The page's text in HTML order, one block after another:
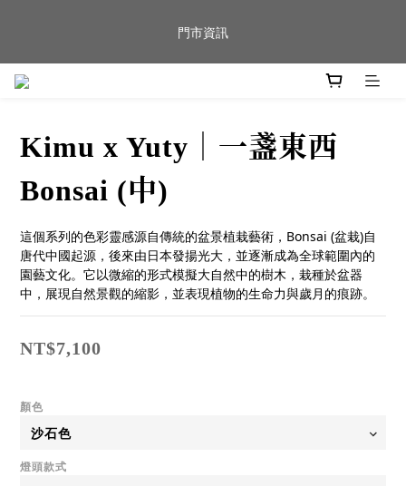
群門市展示中✨
門市資訊
新品到貨｜日本燈具品牌 Ambientec 年度新品 Barcarolle 臺中樂
Kimu x Yuty｜一盞東西
Bonsai (中)
這個系列的色彩靈感源自傳統的盆景植栽藝術，Bonsai (盆栽)自
唐代中國起源，後來由日本發揚光大，並逐漸成為全球範圍內的
園藝文化。它以微縮的形式模擬大自然中的樹木，栽種於盆器
中，展現自然景觀的縮影，並表現植物的生命力與歲月的痕跡。
NT$7,100
顏色
燈頭款式